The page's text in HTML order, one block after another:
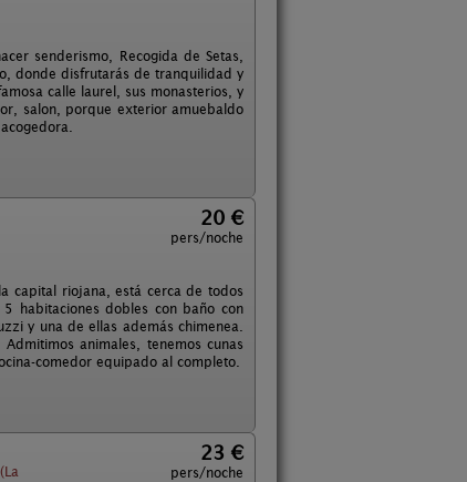
senderismo, Recogida de Setas,
donde disfrutarás de tranquilidad y
calle laurel, sus monasterios, y
salon, porque exterior amuebaldo
20 €
pers/noche
capital riojana, está cerca de todos
habitaciones dobles con baño con
y una de ellas además chimenea.
animales, tenemos cunas
comedor equipado al completo.
23 €
pers/noche